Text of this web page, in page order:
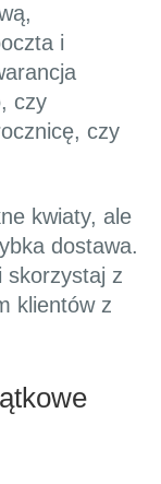
i
czy
czy
kwiaty, ale
dostawa.
skorzystaj z
klientów z